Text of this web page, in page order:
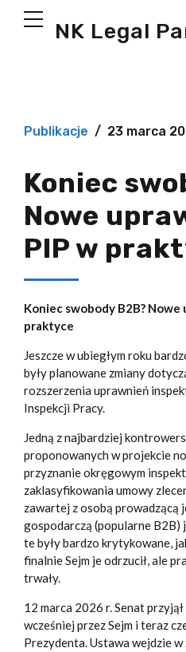
NK Legal
Publikacje 23 marca
Koniec
Nowe
PIP w
Koniec swobody B2B? Nowe
praktyce
Jeszcze w ubiegłym roku
były planowane zmiany
rozszerzenia uprawnień
Inspekcji Pracy.
Jedną z najbardziej
proponowanych w projekcie
przyznanie okręgowym
zaklasyfikowania umowy
zawartej z osobą prowadzącą
gospodarczą (popularne B2B)
te były bardzo krytykowane,
finalnie Sejm je odrzucił, ale
trwały.
12 marca 2026 r. Senat
wcześniej przez Sejm i teraz
Prezydenta. Ustawa wejdzie